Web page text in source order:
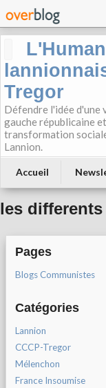
Tregor
Défendre l'idée d'une
gauche républicaine
transformation
Lannion.
Accueil
les
Pages
Blogs Communistes
Catégories
Lannion
CCCP-Tregor
Mélenchon
France Insoumise